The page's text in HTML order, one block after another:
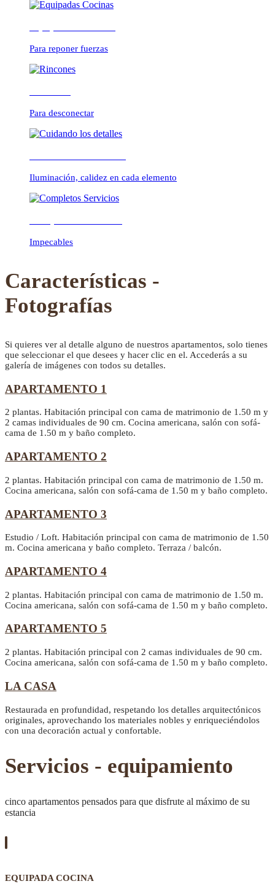
Previous Next
Para reponer fuerzas
Para desconectar
Iluminación, calidez en cada elemento
Impecables
Características -
Fotografías
Si quieres ver al detalle alguno de nuestros apartamentos, solo tienes
que seleccionar el que desees y hacer clic en el. Accederás a su
galería de imágenes con todos su detalles.
APARTAMENTO 1
2 plantas. Habitación principal con cama de matrimonio de 1.50 m y
2 camas individuales de 90 cm. Cocina americana, salón con sofá-
cama de 1.50 m y baño completo.
APARTAMENTO 2
2 plantas. Habitación principal con cama de matrimonio de 1.50 m.
Cocina americana, salón con sofá-cama de 1.50 m y baño completo.
APARTAMENTO 3
Estudio / Loft. Habitación principal con cama de matrimonio de 1.50
m. Cocina americana y baño completo. Terraza / balcón.
APARTAMENTO 4
2 plantas. Habitación principal con cama de matrimonio de 1.50 m.
Cocina americana, salón con sofá-cama de 1.50 m y baño completo.
APARTAMENTO 5
2 plantas. Habitación principal con 2 camas individuales de 90 cm.
Cocina americana, salón con sofá-cama de 1.50 m y baño completo.
LA CASA
Restaurada en profundidad, respetando los detalles arquitectónicos
originales, aprovechando los materiales nobles y enriqueciéndolos
con una decoración actual y confortable.
Servicios - equipamiento
cinco apartamentos pensados para que disfrute al máximo de su
estancia
EQUIPADA COCINA